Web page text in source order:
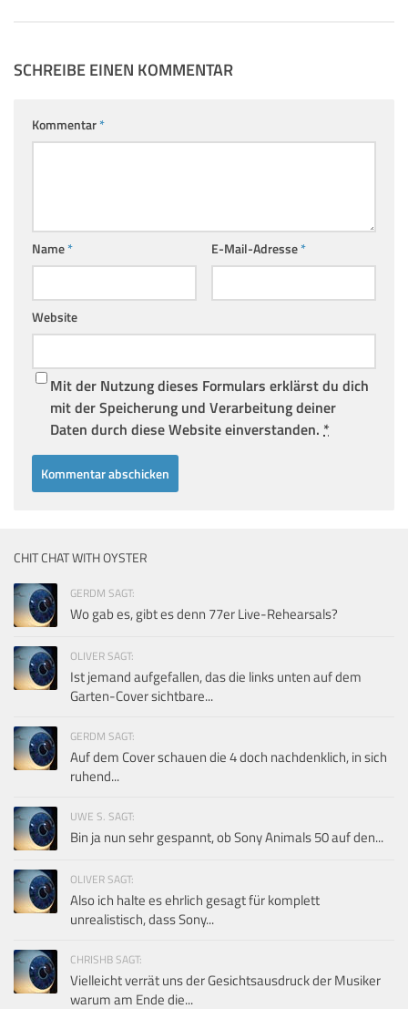
SCHREIBE EINEN KOMMENTAR
Kommentar*
Name* E-Mail-Adresse*
Website
Mit der Nutzung dieses Formulars erklärst du dich
mit der Speicherung und Verarbeitung deiner
Daten durch diese Website einverstanden. *
CHIT CHAT WITH OYSTER
GERDM SAGT:
Wo gab es, gibt es denn 77er Live-Rehearsals?
OLIVER SAGT:
Ist jemand aufgefallen, das die links unten auf dem
Garten-Cover sichtbare...
GERDM SAGT:
Auf dem Cover schauen die 4 doch nachdenklich, in sich
ruhend...
UWE S. SAGT:
Bin ja nun sehr gespannt, ob Sony Animals 50 auf den...
OLIVER SAGT:
Also ich halte es ehrlich gesagt für komplett
unrealistisch, dass Sony...
CHRISHB SAGT:
Vielleicht verrät uns der Gesichtsausdruck der Musiker
warum am Ende die...